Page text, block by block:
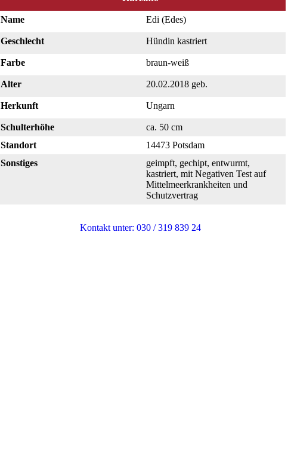
Name Edi (Edes)
Geschlecht Hündin kastriert
Farbe braun-weiß
Alter 20.02.2018 geb.
Herkunft Ungarn
Schulterhöhe
ca. 50 cm
Standort
14473 Potsdam
Sonstiges
geimpft, gechipt, entwurmt,
kastriert, mit Negativen Test auf
Mittelmeerkrankheiten und
Schutzvertrag
Kontakt unter: 030 / 319 839 24